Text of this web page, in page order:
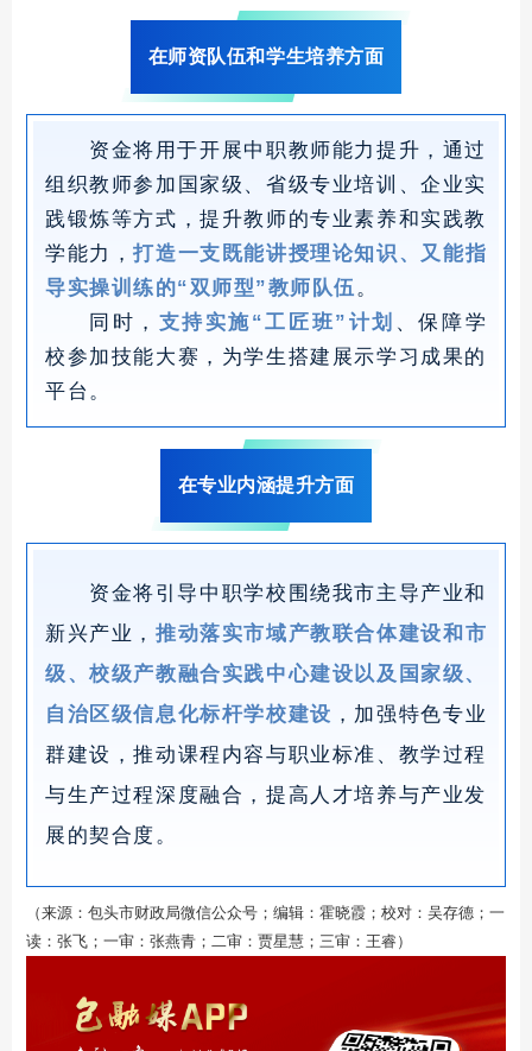
在师资队伍和学生培养方面
资金将用于开展中职教师能力提升，通过
组织教师参加国家级、省级专业培训、企业实
践锻炼等方式，提升教师的专业素养和实践教
学能力，打造一支既能讲授理论知识、又能指
导实操训练的“双师型”教师队伍 。
同时， 支持实施“工匠班”计划 、保障学
校参加技能大赛，为学生搭建展示学习成果的
平台。
在专业内涵提升方面
资金将引导中职学校围绕我市主导产业和
新兴产业，推动落实市域产教联合体建设和市
级、校级产教融合实践中心建设以及国家级、
自治区级信息化标杆学校建设 ，加强特色专业
群建设，推动课程内容与职业标准、教学过程
与生产过程深度融合，提高人才培养与产业发
展的契合度。
（来源：包头市财政局微信公众号；编辑：霍晓霞；校对：吴存德；一
读：张飞；一审：张燕青；二审：贾星慧；三审：王睿）